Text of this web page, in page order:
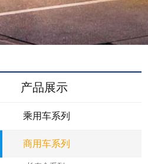
产品展示
乘用车系列
商用车系列